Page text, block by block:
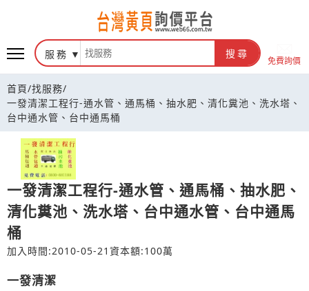
台灣黃頁詢價平台
服務 搜尋
免費詢價
首頁/找服務/
一發清潔工程行-通水管、通馬桶、抽水肥、清化糞池、洗水塔、
台中通水管、台中通馬桶
一發清潔工程行-通水管、通馬桶、抽水肥、
清化糞池、洗水塔、台中通水管、台中通馬
桶
加入時間:2010-05-21 資本額:100萬
一發清潔